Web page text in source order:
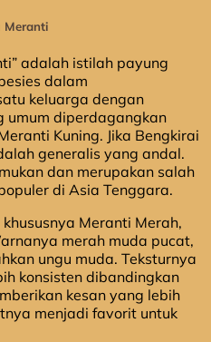
Meranti
adalah istilah payung
dalam
keluarga dengan
umum diperdagangkan
Kuning. Jika Bengkirai
generalis yang andal.
dan merupakan salah
di Asia Tenggara.
Meranti Merah,
merah muda pucat,
ungu muda. Teksturnya
konsisten dibandingkan
kesan yang lebih
menjadi favorit untuk